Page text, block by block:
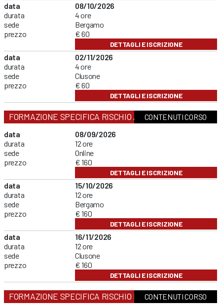
data
durata
sede
prezzo
08/10/2026
4 ore
Bergamo
€ 60
DETTAGLI E ISCRIZIONE
data
durata
sede
prezzo
02/11/2026
4 ore
Clusone
€ 60
DETTAGLI E ISCRIZIONE
FORMAZIONE SPECIFICA RISCHIO ALTOCONTENUTI CORSO
data
durata
sede
prezzo
08/09/2026
12 ore
Online
€ 160
DETTAGLI E ISCRIZIONE
data
durata
sede
prezzo
15/10/2026
12 ore
Bergamo
€ 160
DETTAGLI E ISCRIZIONE
data
durata
sede
prezzo
16/11/2026
12 ore
Clusone
€ 160
DETTAGLI E ISCRIZIONE
FORMAZIONE SPECIFICA RISCHIO BASSOCONTENUTI CORSO